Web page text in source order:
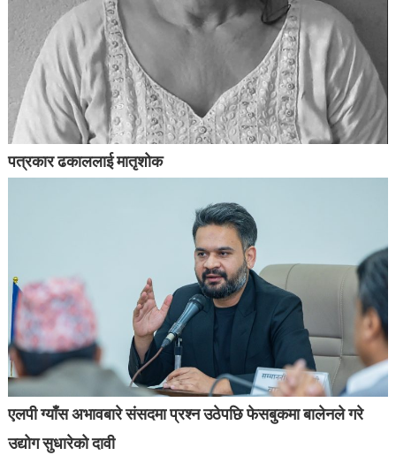
पत्रकार ढकाललाई मातृशोक
एलपी ग्याँस अभावबारे संसदमा प्रश्न उठेपछि फेसबुकमा बालेनले गरे
उद्योग सुधारेको दावी